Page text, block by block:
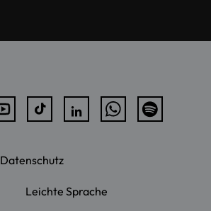
Datenschutz
Leichte Sprache